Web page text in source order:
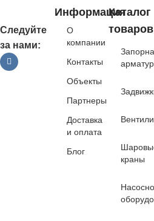
Следуйте
за нами:
Информация
О
компании
Контакты
Объекты
Партнеры
Доставка
и оплата
Блог
Каталог
товаров
Вентили
краны